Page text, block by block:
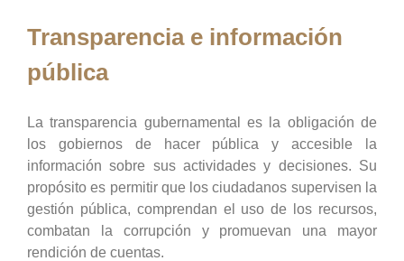
Transparencia e información
pública
La transparencia gubernamental es la obligación de
los gobiernos de hacer pública y accesible la
información sobre sus actividades y decisiones. Su
propósito es permitir que los ciudadanos supervisen la
gestión pública, comprendan el uso de los recursos,
combatan la corrupción y promuevan una mayor
rendición de cuentas.